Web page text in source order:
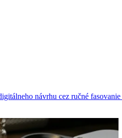
návrhu cez ručné